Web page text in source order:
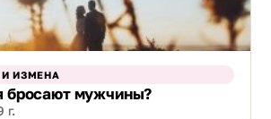
ИЗМЕНА
бросают мужчины?
г.